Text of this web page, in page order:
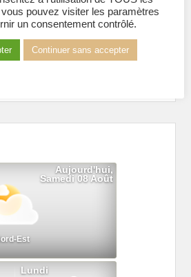
2026
pouvez visiter les paramètres
un consentement contrôlé.
Continuer sans accepter